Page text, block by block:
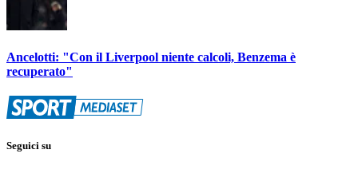
Ancelotti: "Con il Liverpool niente calcoli, Benzema è
recuperato"
Seguici su